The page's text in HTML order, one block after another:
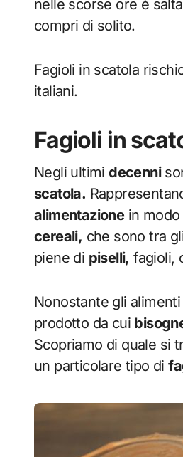
nelle scorse ore è
compri di solito.
Fagioli in scatola
italiani.
Fagioli in
Negli ultimidecenni
scatola.
alimentazionein
cereali, che sono tra
piene di piselli, fagioli,
Nonostante gli
prodotto da cui
Scopriamo di quale si
un particolare tipo di